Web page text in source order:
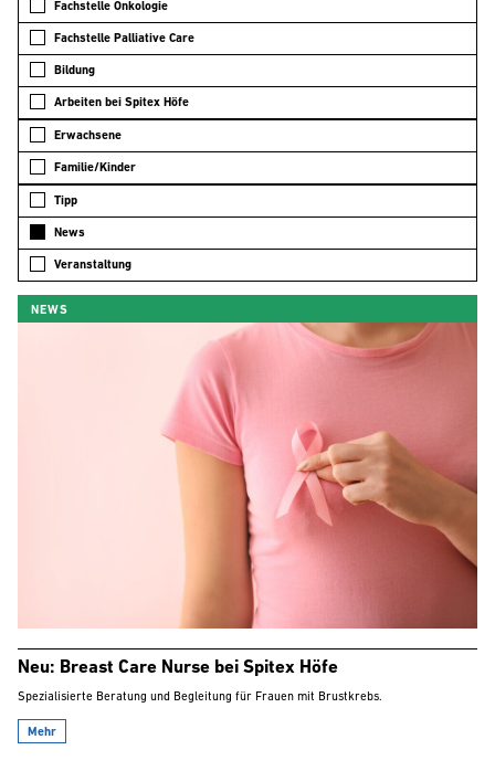
Fachstelle Onkologie
Fachstelle Palliative Care
Bildung
Arbeiten bei Spitex Höfe
Erwachsene
Familie/Kinder
Tipp
News
Veranstaltung
NEWS
Neu: Breast Care Nurse bei Spitex Höfe
Spezialisierte Beratung und Begleitung für Frauen mit Brustkrebs.
Mehr